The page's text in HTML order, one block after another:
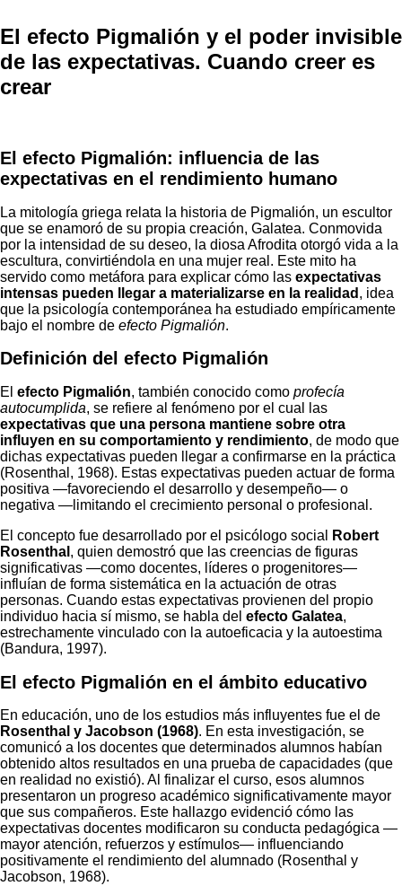
El efecto Pigmalión y el poder invisible
de las expectativas. Cuando creer es
crear
El efecto Pigmalión: influencia de las
expectativas en el rendimiento humano
La mitología griega relata la historia de Pigmalión, un escultor
que se enamoró de su propia creación, Galatea. Conmovida
por la intensidad de su deseo, la diosa Afrodita otorgó vida a la
escultura, convirtiéndola en una mujer real. Este mito ha
servido como metáfora para explicar cómo las expectativas
intensas pueden llegar a materializarse en la realidad , idea
que la psicología contemporánea ha estudiado empíricamente
bajo el nombre de efecto Pigmalión.
Definición del efecto Pigmalión
El efecto Pigmalión, también conocido como profecía
autocumplida, se refiere al fenómeno por el cual las
expectativas que una persona mantiene sobre otra
influyen en su comportamiento y rendimiento, de modo que
dichas expectativas pueden llegar a confirmarse en la práctica
(Rosenthal, 1968). Estas expectativas pueden actuar de forma
positiva —favoreciendo el desarrollo y desempeño— o
negativa —limitando el crecimiento personal o profesional.
El concepto fue desarrollado por el psicólogo social
Robert
Rosenthal , quien demostró que las creencias de figuras
significativas —como docentes, líderes o progenitores—
influían de forma sistemática en la actuación de otras
personas. Cuando estas expectativas provienen del propio
individuo hacia sí mismo, se habla del efecto Galatea,
estrechamente vinculado con la autoeficacia y la autoestima
(Bandura, 1997).
El efecto Pigmalión en el ámbito educativo
En educación, uno de los estudios más influyentes fue el de
Rosenthal y Jacobson (1968). En esta investigación, se
comunicó a los docentes que determinados alumnos habían
obtenido altos resultados en una prueba de capacidades (que
en realidad no existió). Al finalizar el curso, esos alumnos
presentaron un progreso académico significativamente mayor
que sus compañeros. Este hallazgo evidenció cómo las
expectativas docentes modificaron su conducta pedagógica —
mayor atención, refuerzos y estímulos— influenciando
positivamente el rendimiento del alumnado (Rosenthal y
Jacobson, 1968).